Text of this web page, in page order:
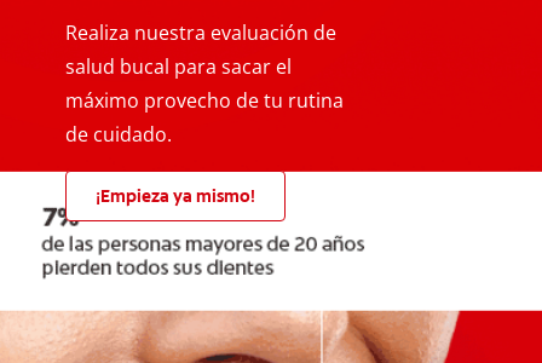
Realiza nuestra evaluación de
salud bucal para sacar el
máximo provecho de tu rutina
de cuidado.
¡Empieza ya mismo!